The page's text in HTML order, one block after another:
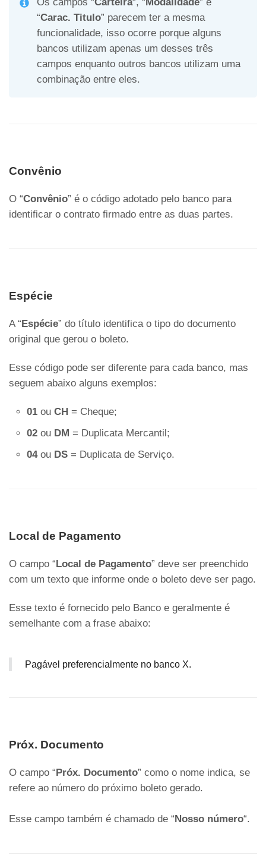
“Carac. Titulo” parecem ter a mesma
funcionalidade, isso ocorre porque alguns
bancos utilizam apenas um desses três
campos enquanto outros bancos utilizam uma
combinação entre eles.
Convênio
O “Convênio” é o código adotado pelo banco para
identificar o contrato firmado entre as duas partes.
Espécie
A “ Espécie” do título identifica o tipo do documento
original que gerou o boleto.
Esse código pode ser diferente para cada banco, mas
seguem abaixo alguns exemplos:
01 ou CH = Cheque;
02 ou DM = Duplicata Mercantil;
04ou DS = Duplicata de Serviço.
Local de Pagamento
O campo “ Local de Pagamento” deve ser preenchido
com um texto que informe onde o boleto deve ser pago.
Esse texto é fornecido pelo Banco e geralmente é
semelhante com a frase abaixo:
Pagável preferencialmente no banco X.
Próx. Documento
O campo “ Próx. Documento” como o nome indica, se
refere ao número do próximo boleto gerado.
Esse campo também é chamado de “ Nosso número“.